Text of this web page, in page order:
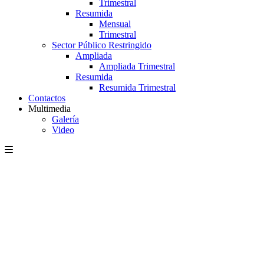
Trimestral
Resumida
Mensual
Trimestral
Sector Público Restringido
Ampliada
Ampliada Trimestral
Resumida
Resumida Trimestral
Contactos
Multimedia
Galería
Video